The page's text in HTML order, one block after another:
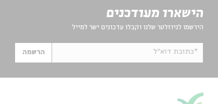
הישארו מעודכנים
הירשמו לניוזלטר שלנו וקבלו עדכונים ישר למייל
*כתובת דוא"ל הרשמה